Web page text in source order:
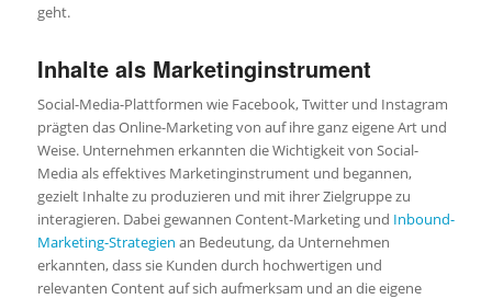
geht.
Inhalte als Marketinginstrument
Social-Media-Plattformen wie Facebook, Twitter und Instagram
prägten das Online-Marketing von auf ihre ganz eigene Art und
Weise. Unternehmen erkannten die Wichtigkeit von Social-
Media als effektives Marketinginstrument und begannen,
gezielt Inhalte zu produzieren und mit ihrer Zielgruppe zu
interagieren. Dabei gewannen Content-Marketing und Inbound-
Marketing-Strategien an Bedeutung, da Unternehmen
erkannten, dass sie Kunden durch hochwertigen und
relevanten Content auf sich aufmerksam und an die eigene